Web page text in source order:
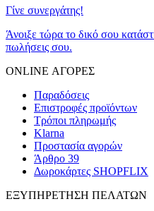
Γίνε συνεργάτης!
Άνοιξε τώρα το δικό σου
πωλήσεις σου.
ONLINE ΑΓΟΡΕΣ
Παραδόσεις
Επιστροφές προϊόντων
Τρόποι πληρωμής
Klarna
Προστασία αγορών
Άρθρο 39
Δωροκάρτες SHOPFLIX
ΕΞΥΠΗΡΕΤΗΣΗ ΠΕΛΑΤΩΝ